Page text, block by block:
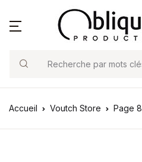
Search
Accueil Voutch Store Page 8